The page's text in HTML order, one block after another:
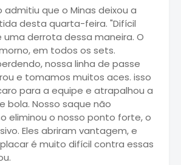
admitiu que o Minas deixou a
desta quarta-feira. "Difícil
uma derrota dessa maneira. O
em todos os sets.
nossa linha de passe
e tomamos muitos aces. isso
para a equipe e atrapalhou a
bola. Nosso saque não
eliminou o nosso ponto forte, o
Eles abriram vantagem, e
é muito difícil contra essas